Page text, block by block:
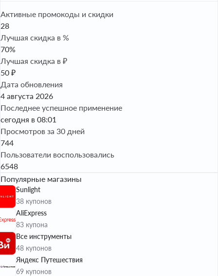
Активные промокоды и скидки
28
Лучшая скидка в %
70%
Лучшая скидка в ₽
50 ₽
Дата обновления
4 августа 2026
Последнее успешное применение
сегодня в 08:01
Просмотров за 30 дней
744
Пользователи воспользовались
6548
Популярные магазины
Sunlight
38 купонов
AliExpress
83 купона
Все инструменты
48 купонов
Яндекс Путешествия
69 купонов